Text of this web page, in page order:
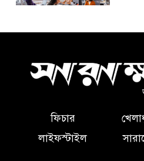
ধরনের
ফিচার
লাইফস্টাইল